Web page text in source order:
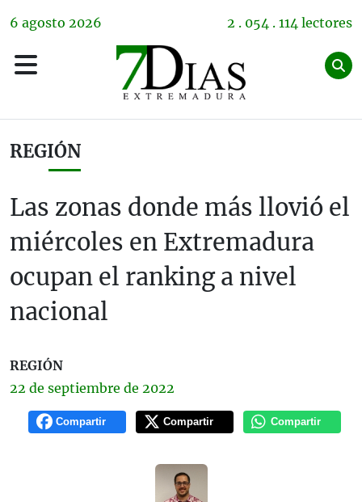
6 agosto 2026 2 . 054 . 114 lectores
REGIÓN
Las zonas donde más llovió el
miércoles en Extremadura
ocupan el ranking a nivel
nacional
REGIÓN
22 de septiembre de 2022
Compartir Compartir Compartir